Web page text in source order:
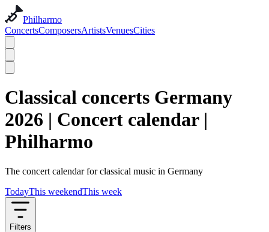
Philharmo
ConcertsComposersArtistsVenuesCities
Classical concerts Germany
2026 | Concert calendar |
Philharmo
The concert calendar for classical music in Germany
TodayThis weekendThis week
Filters